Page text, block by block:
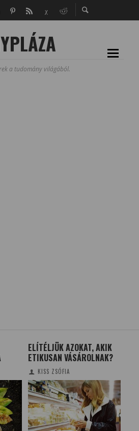
a tudomány világából.
ELÍTÉLJÜK AZOKAT, AKIK
ETIKUSAN VÁSÁROLNAK?
KISS ZSÓFIA